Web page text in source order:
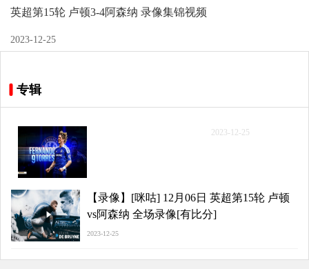
英超第15轮 卢顿3-4阿森纳 录像集锦视频
2023-12-25
专辑
2023-12-25
【录像】[咪咕] 12月06日 英超第15轮 卢顿
vs阿森纳 全场录像[有比分]
2023-12-25